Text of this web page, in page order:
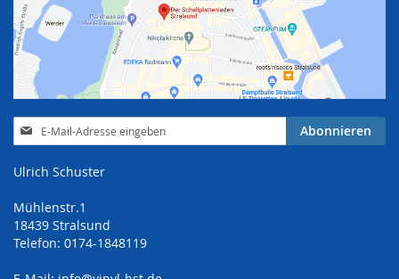
Anmeldung
zum
Abonnieren
Ulrich Schuster
Mühlenstr.1
18439 Stralsund
Telefon: 0174-1848119